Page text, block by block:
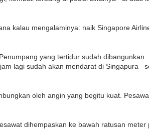
kalau mengalaminya: naik Singapore
yang tertidur sudah dibangunkan.
lagi sudah akan mendarat di Singapura
oleh angin yang begitu kuat.
dihempaskan ke bawah ratusan meter